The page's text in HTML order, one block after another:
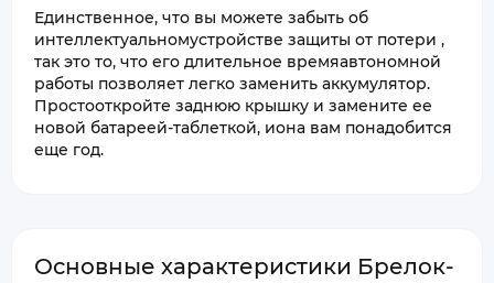
Единственное, что вы можете забыть об
интеллектуальномустройстве защиты от потери ,
так это то, что его длительное времяавтономной
работы позволяет легко заменить аккумулятор.
Простооткройте заднюю крышку и замените ее
новой батареей-таблеткой, иона вам понадобится
еще год.
Основные характеристики Брелок-